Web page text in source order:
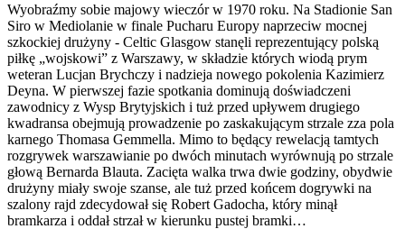
Wyobraźmy sobie majowy wieczór w 1970 roku. Na Stadionie San
Siro w Mediolanie w finale Pucharu Europy naprzeciw mocnej
szkockiej drużyny - Celtic Glasgow stanęli reprezentujący polską
piłkę „wojskowi” z Warszawy, w składzie których wiodą prym
weteran Lucjan Brychczy i nadzieja nowego pokolenia Kazimierz
Deyna. W pierwszej fazie spotkania dominują doświadczeni
zawodnicy z Wysp Brytyjskich i tuż przed upływem drugiego
kwadransa obejmują prowadzenie po zaskakującym strzale zza pola
karnego Thomasa Gemmella. Mimo to będący rewelacją tamtych
rozgrywek warszawianie po dwóch minutach wyrównują po strzale
głową Bernarda Blauta. Zacięta walka trwa dwie godziny, obydwie
drużyny miały swoje szanse, ale tuż przed końcem dogrywki na
szalony rajd zdecydował się Robert Gadocha, który minął
bramkarza i oddał strzał w kierunku pustej bramki…